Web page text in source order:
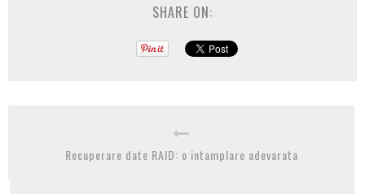
SHARE ON:
Recuperare date RAID: o intamplare adevarata